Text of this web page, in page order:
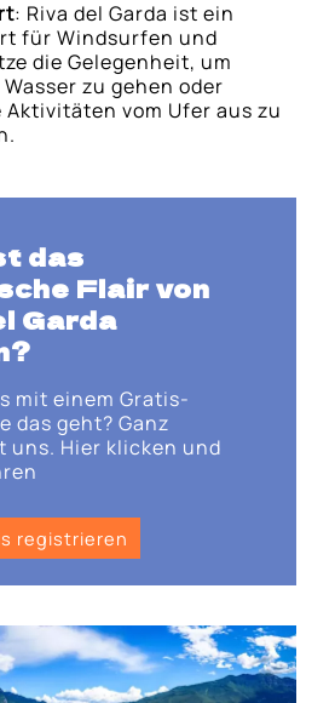
: Riva del Garda ist ein
für Windsurfen und
die Gelegenheit, um
zu gehen oder
vom Ufer aus zu
das
Flair von
Garda
mit einem Gratis-
das geht? Ganz
uns. Hier klicken und
registrieren